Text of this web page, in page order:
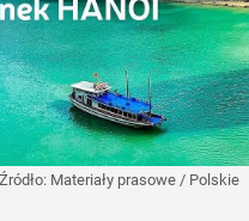
Materiały prasowe / Polskie